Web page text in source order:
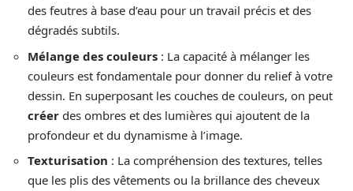
des feutres à base d’eau pour un travail précis et des
dégradés subtils.
Mélange des couleurs : La capacité à mélanger les
couleurs est fondamentale pour donner du relief à votre
dessin. En superposant les couches de couleurs, on peut
créer des ombres et des lumières qui ajoutent de la
profondeur et du dynamisme à l’image.
Texturisation : La compréhension des textures, telles
que les plis des vêtements ou la brillance des cheveux